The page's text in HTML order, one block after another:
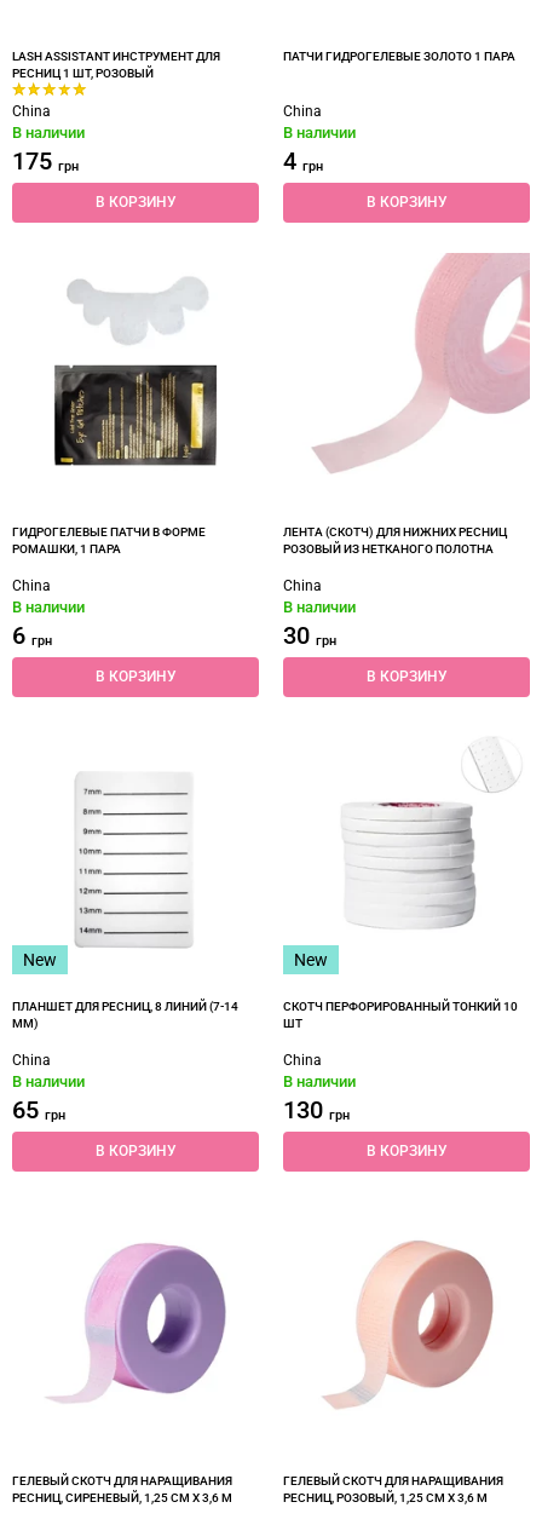
LASH ASSISTANT ИНСТРУМЕНТ ДЛЯ
РЕСНИЦ 1 ШТ, РОЗОВЫЙ
China
В наличии
175 грн
В КОРЗИНУ
ПАТЧИ ГИДРОГЕЛЕВЫЕ ЗОЛОТО 1 ПАРА
China
В наличии
4 грн
В КОРЗИНУ
ГИДРОГЕЛЕВЫЕ ПАТЧИ В ФОРМЕ
РОМАШКИ, 1 ПАРА
China
В наличии
6 грн
В КОРЗИНУ
ЛЕНТА (СКОТЧ) ДЛЯ НИЖНИХ РЕСНИЦ
РОЗОВЫЙ ИЗ НЕТКАНОГО ПОЛОТНА
China
В наличии
30 грн
В КОРЗИНУ
New
ПЛАНШЕТ ДЛЯ РЕСНИЦ, 8 ЛИНИЙ (7-14
ММ)
China
В наличии
65 грн
В КОРЗИНУ
New
СКОТЧ ПЕРФОРИРОВАННЫЙ ТОНКИЙ 10
ШТ
China
В наличии
130 грн
В КОРЗИНУ
ГЕЛЕВЫЙ СКОТЧ ДЛЯ НАРАЩИВАНИЯ
РЕСНИЦ, СИРЕНЕВЫЙ, 1,25 СМ Х 3,6 М
ГЕЛЕВЫЙ СКОТЧ ДЛЯ НАРАЩИВАНИЯ
РЕСНИЦ, РОЗОВЫЙ, 1,25 СМ Х 3,6 М